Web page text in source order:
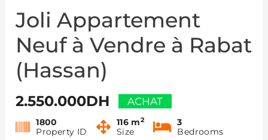
Joli Appartement
Neuf à Vendre à Rabat
(Hassan)
2.550.000DH ACHAT
1800
Property ID
116 m2
Size
3
Bedrooms